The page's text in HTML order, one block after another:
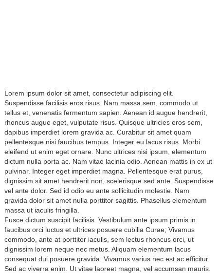
Lorem ipsum dolor sit amet, consectetur adipiscing elit.
Suspendisse facilisis eros risus. Nam massa sem, commodo ut
tellus et, venenatis fermentum sapien. Aenean id augue hendrerit,
rhoncus augue eget, vulputate risus. Quisque ultricies eros sem,
dapibus imperdiet lorem gravida ac. Curabitur sit amet quam
pellentesque nisi faucibus tempus. Integer eu lacus risus. Morbi
eleifend ut enim eget ornare. Nunc ultrices nisi ipsum, elementum
dictum nulla porta ac. Nam vitae lacinia odio. Aenean mattis in ex ut
pulvinar. Integer eget imperdiet magna. Pellentesque erat purus,
dignissim sit amet hendrerit non, scelerisque sed ante. Suspendisse
vel ante dolor. Sed id odio eu ante sollicitudin molestie. Nam
gravida dolor sit amet nulla porttitor sagittis. Phasellus elementum
massa ut iaculis fringilla.
Fusce dictum suscipit facilisis. Vestibulum ante ipsum primis in
faucibus orci luctus et ultrices posuere cubilia Curae; Vivamus
commodo, ante at porttitor iaculis, sem lectus rhoncus orci, ut
dignissim lorem neque nec metus. Aliquam elementum lacus
consequat dui posuere gravida. Vivamus varius nec est ac efficitur.
Sed ac viverra enim. Ut vitae laoreet magna, vel accumsan mauris.